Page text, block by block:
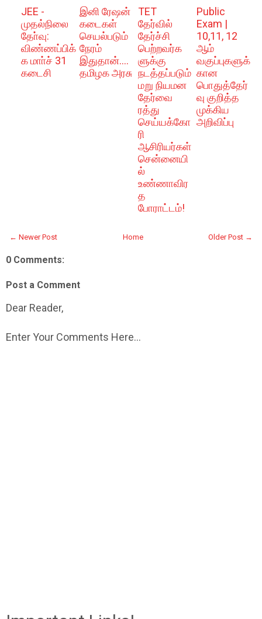
JEE -
முதல்நிலை
தோ்வு:
விண்ணப்பிக்
க மாா்ச் 31
கடைசி
இனி ரேஷன்
கடைகள்
செயல்படும்
நேரம்
இதுதான்....
தமிழக அரசு
TET
தேர்வில்
தேர்ச்சி
பெற்றவர்க
ளுக்கு
நடத்தப்படும்
மறு நியமன
தேர்வை
ரத்து
செய்யக்கோ
ரி
ஆசிரியர்கள்
சென்னையி
ல்
உண்ணாவிர
த
போராட்டம்!
Public
Exam |
10,11, 12
ஆம்
வகுப்புகளுக்
கான
பொதுத்தேர்
வு குறித்த
முக்கிய
அறிவிப்பு
← Newer Post Older Post →
Home
0 Comments:
Post a Comment
Dear Reader,
Enter Your Comments Here...